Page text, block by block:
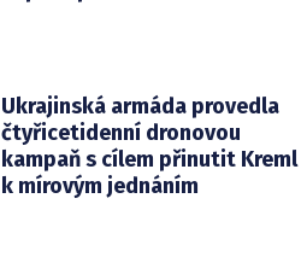
Ukrajinská armáda provedla
čtyřicetidenní dronovou
kampaň s cílem přinutit Kreml
k mírovým jednáním